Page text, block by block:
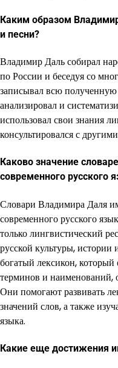
Каким образом
и песни?
Владимир Даль собирал
по России и беседуя со
записывал всю
анализировал и
использовал свои знания
консультировался с
Каково значение
современного русского
Словари Владимира Даля
современного русского
только лингвистический
русской культуры,
богатый лексикон,
терминов и наименований,
Они помогают развивать
значений слов, а также
языка.
Какие еще достижения